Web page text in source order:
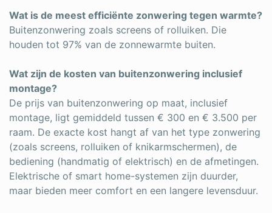
Wat is de meest efficiënte zonwering tegen warmte?
Buitenzonwering zoals screens of rolluiken. Die
houden tot 97% van de zonnewarmte buiten.
Wat zijn de kosten van buitenzonwering inclusief
montage?
De prijs van buitenzonwering op maat, inclusief
montage, ligt gemiddeld tussen € 300 en € 3.500 per
raam. De exacte kost hangt af van het type zonwering
(zoals screens, rolluiken of knikarmschermen), de
bediening (handmatig of elektrisch) en de afmetingen.
Elektrische of smart home-systemen zijn duurder,
maar bieden meer comfort en een langere levensduur.